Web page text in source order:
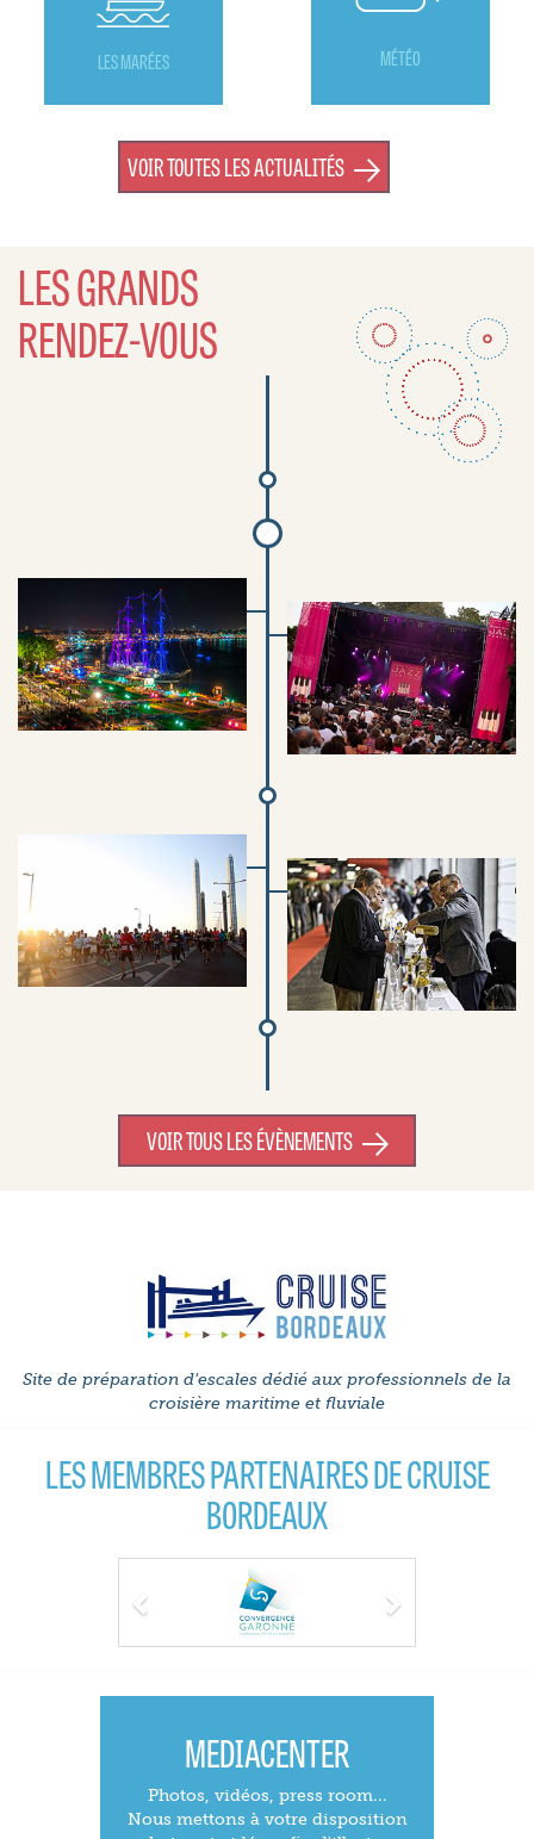
LES MARÉES MÉTÉO
VOIR TOUTES LES ACTUALITÉS
LES GRANDS
RENDEZ-VOUS
VOIR TOUS LES ÉVÈNEMENTS
Site de préparation d'escales dédié aux professionnels de la
croisière maritime et fluviale
LES MEMBRES PARTENAIRES DE CRUISE
BORDEAUX
MEDIACENTER
Photos, vidéos, press room...
Nous mettons à votre disposition